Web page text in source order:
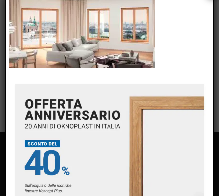
Accedi
Feed dei contenuti
Feed dei commenti